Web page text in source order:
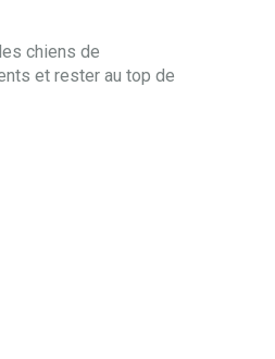
chiens de
et rester au top de